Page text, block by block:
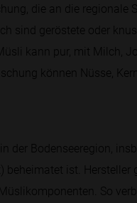
die an die
sind geröstete oder
kann pur, mit Milch,
können Nüsse,
der Bodenseeregion,
ist.
So